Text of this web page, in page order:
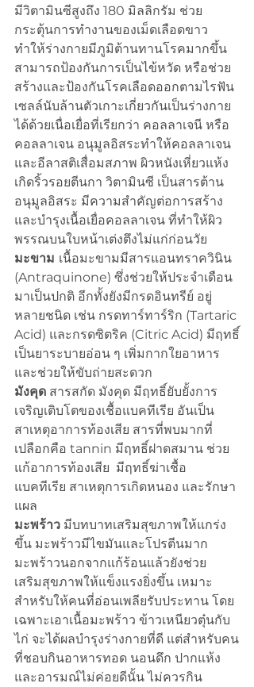
มีวิตามินซีสูงถึง 180 มิลลิกรัม ช่วย
กระตุ้นการทำงานของเม็ดเลือดขาว
ทำให้ร่างกายมีภูมิต้านทานโรคมากขึ้น
สามารถป้องกันการเป็นไข้หวัด หรือช่วย
สร้างและป้องกันโรคเลือดออกตามไรฟัน
เซลล์นับล้านตัวเกาะเกี่ยวกันเป็นร่างกาย
ได้ด้วยเนื่อเยื่อที่เรียกว่า คอลลาเจนี หรือ
คอลลาเจน อนุมูลอิสระทำให้คอลลาเจน
และอีลาสติเสื่อมสภาพ ผิวหนังเหี่ยวแห้ง
เกิดริ้วรอยตีนกา วิตามินซี เป็นสารต้าน
อนุมูลอิสระ มีความสำคัญต่อการสร้าง
และบำรุงเนื้อเยื่อคอลลาเจน ที่ทำให้ผิว
พรรณบนใบหน้าเต่งตึงไม่แก่ก่อนวัย
มะขาม เนื้อมะขามมีสารแอนทราควินิน
(Antraquinone) ซึ่งช่วยให้ประจำเดือน
มาเป็นปกติ อีกทั้งยังมีกรดอินทรีย์ อยู่
หลายชนิด เช่น กรดทาร์ทาร์ริก (Tartaric
Acid) และกรดซิตริค (Citric Acid) มีฤทธิ์
เป็นยาระบายอ่อน ๆ เพิ่มกากใยอาหาร
และช่วยให้ขับถ่ายสะดวก
มังคุด สารสกัด มังคุด มีฤทธิ์ยับยั้งการ
เจริญเติบโตของเชื้อแบคทีเรีย อันเป็น
สาเหตุอาการท้องเสีย สารที่พบมากที่
เปลือกคือ tannin มีฤทธิ์ฝาดสมาน ช่วย
แก้อาการท้องเสีย  มีฤทธิ์ฆ่าเชื้อ
แบคทีเรีย สาเหตุการเกิดหนอง และรักษา
แผล
มะพร้าว มีบทบาทเสริมสุขภาพให้แกร่ง
ขึ้น มะพร้าวมีไขมันและโปรตีนมาก
มะพร้าวนอกจากแก้ร้อนแล้วยังช่วย
เสริมสุขภาพให้แข็งแรงยิ่งขึ้น เหมาะ
สำหรับให้คนที่อ่อนเพลียรับประทาน โดย
เฉพาะเอาเนื้อมะพร้าว ข้าวเหนียวตุ๋นกับ
ไก่ จะได้ผลบำรุงร่างกายที่ดี แต่สำหรับคน
ที่ชอบกินอาหารทอด นอนดึก ปากแห้ง
และอารมณ์ไม่ค่อยดีนั้น ไม่ควรกิน